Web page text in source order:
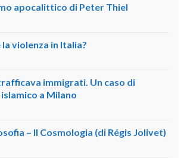
apocalittico di Peter Thiel
violenza in Italia?
immigrati. Un caso di
a Milano
– II Cosmologia (di Régis Jolivet)